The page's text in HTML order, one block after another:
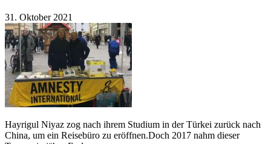
31. Oktober 2021
Hayrigul Niyaz zog nach ihrem Studium in der Türkei zurück nach
China, um ein Reisebüro zu eröffnen.Doch 2017 nahm dieser